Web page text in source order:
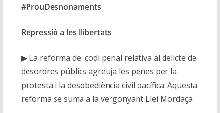
#ProuDesnonaments
Repressió a les llibertats
▶ La reforma del codi penal relativa al delicte de
desordres públics agreuja les penes per la
protesta i la desobediència civil pacífica. Aquesta
reforma se suma a la vergonyant Llei Mordaça.